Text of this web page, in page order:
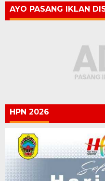
AYO PASANG IKLAN
HPN 2026